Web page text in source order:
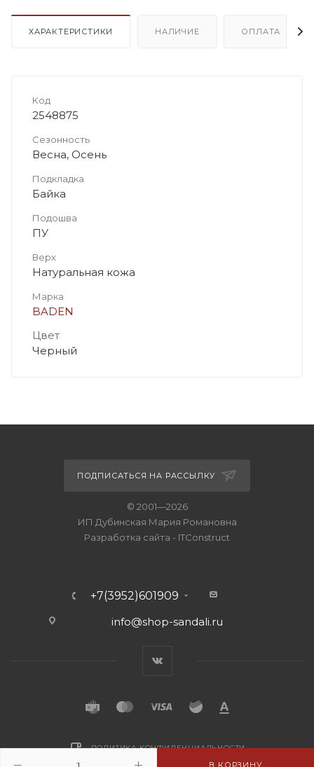
В КОРЗИНУ
ХАРАКТЕРИСТИКИ НАЛИЧИЕ ОПЛАТА
Код
2548875
Сезонность
Весна, Осень
Подкладка
Байка
Подошва
ПУ
Верх
Натуральная кожа
Марка
BADEN
Цвет
Черный
ПОДПИСАТЬСЯ НА РАССЫЛКУ
© 2001—2026
ИП Дубинская Мария Романовна
Разработка сайта - ITConstruct
+7(3952)601909
info@shop-sandali.ru
ПОЛИТИКА КОНФИДЕНЦИАЛЬНОСТИ